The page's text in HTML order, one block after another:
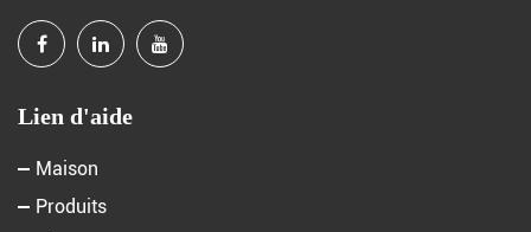
Lien d'aide
Maison
Produits